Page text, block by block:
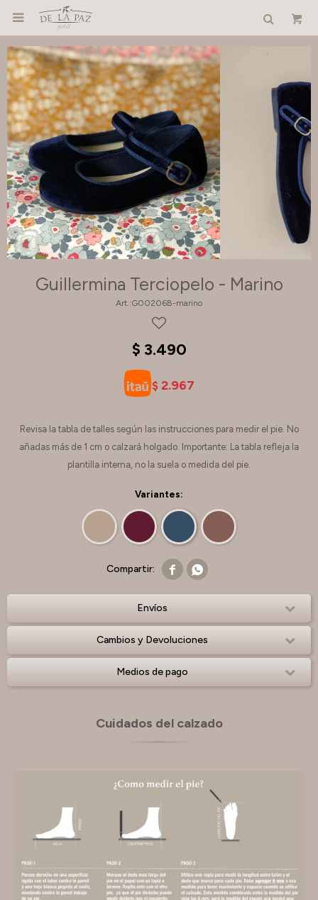

Guillermina Terciopelo - Marino
G00206B-marino
$ 3.490
$ 2.967
Revisa la tabla de talles según las instrucciones para medir el pie. No
añadas más de 1 cm o calzará holgado. Importante: La tabla refleja la
plantilla interna, no la suela o medida del pie.
Variantes:
 
Envíos
Cambios y Devoluciones
Medios de pago
Cuidados del calzado